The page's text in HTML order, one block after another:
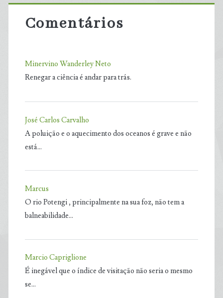
Comentários
Minervino Wanderley Neto
Renegar a ciência é andar para trás.
José Carlos Carvalho
A poluição e o aquecimento dos oceanos é grave e não
está…
Marcus
O rio Potengi , principalmente na sua foz, não tem a
balneabilidade…
Marcio Capriglione
É inegável que o índice de visitação não seria o mesmo
se…